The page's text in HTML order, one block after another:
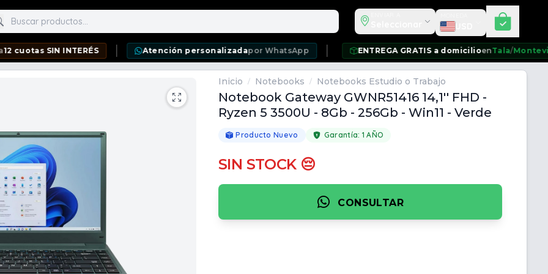
productos Seleccionar moneda
USD
SIN INTERÉS Atención personalizadapor WhatsApp ENTREGA GRATIS a domicilioenTala /Montevideo/
Inicio / Notebooks / Notebooks Estudio o Trabajo
Notebook Gateway GWNR51416 14,1'' FHD -
Ryzen 5 3500U - 8Gb - 256Gb - Win11 - Verde
Producto Nuevo Garantía: 1 AÑO
SIN STOCK 😔
CONSULTAR